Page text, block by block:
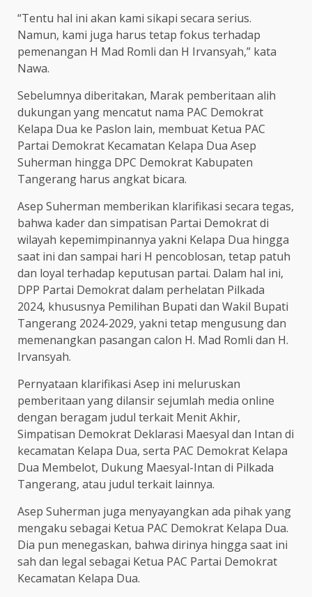
“Tentu hal ini akan kami sikapi secara serius.
Namun, kami juga harus tetap fokus terhadap
pemenangan H Mad Romli dan H Irvansyah,” kata
Nawa.
Sebelumnya diberitakan, Marak pemberitaan alih
dukungan yang mencatut nama PAC Demokrat
Kelapa Dua ke Paslon lain, membuat Ketua PAC
Partai Demokrat Kecamatan Kelapa Dua Asep
Suherman hingga DPC Demokrat Kabupaten
Tangerang harus angkat bicara.
Asep Suherman memberikan klarifikasi secara tegas,
bahwa kader dan simpatisan Partai Demokrat di
wilayah kepemimpinannya yakni Kelapa Dua hingga
saat ini dan sampai hari H pencoblosan, tetap patuh
dan loyal terhadap keputusan partai. Dalam hal ini,
DPP Partai Demokrat dalam perhelatan Pilkada
2024, khususnya Pemilihan Bupati dan Wakil Bupati
Tangerang 2024-2029, yakni tetap mengusung dan
memenangkan pasangan calon H. Mad Romli dan H.
Irvansyah.
Pernyataan klarifikasi Asep ini meluruskan
pemberitaan yang dilansir sejumlah media online
dengan beragam judul terkait Menit Akhir,
Simpatisan Demokrat Deklarasi Maesyal dan Intan di
kecamatan Kelapa Dua, serta PAC Demokrat Kelapa
Dua Membelot, Dukung Maesyal-Intan di Pilkada
Tangerang, atau judul terkait lainnya.
Asep Suherman juga menyayangkan ada pihak yang
mengaku sebagai Ketua PAC Demokrat Kelapa Dua.
Dia pun menegaskan, bahwa dirinya hingga saat ini
sah dan legal sebagai Ketua PAC Partai Demokrat
Kecamatan Kelapa Dua.